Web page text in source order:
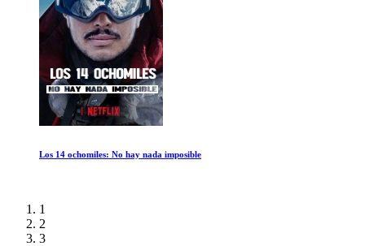
Los 14 ochomiles: No hay nada imposible
1
2
3